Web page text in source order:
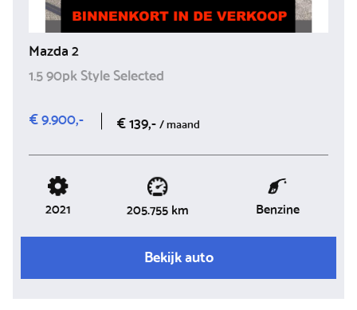
Mazda 2
1.5 90pk Style Selected
€ 9.900,-
€ 139,-/ maand
2021 205.755 km Benzine
Bekijk auto